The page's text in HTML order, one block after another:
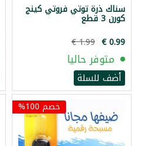
سناك ذرة توتي فروتي كينج
كورن 3 قطع
متوفر حاليا
أضف للسلة
خصم 100%